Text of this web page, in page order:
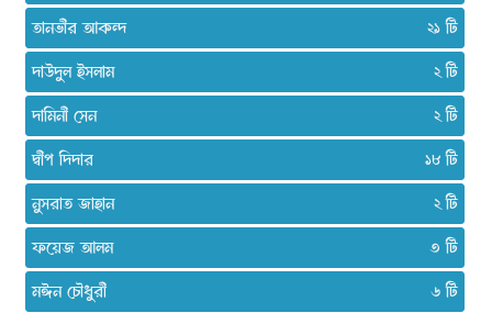
তানভীর আকন্দ
২১
দাউদুল ইসলাম
২
দামিনী সেন
২
দ্বীপ দিদার
১৮
নুসরাত জাহান
২
ফয়েজ আলম
৩
মঈন চৌধুরী
৬